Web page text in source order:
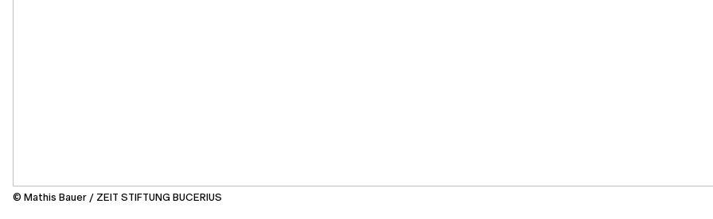
© Mathis Bauer / ZEIT STIFTUNG BUCERIUS